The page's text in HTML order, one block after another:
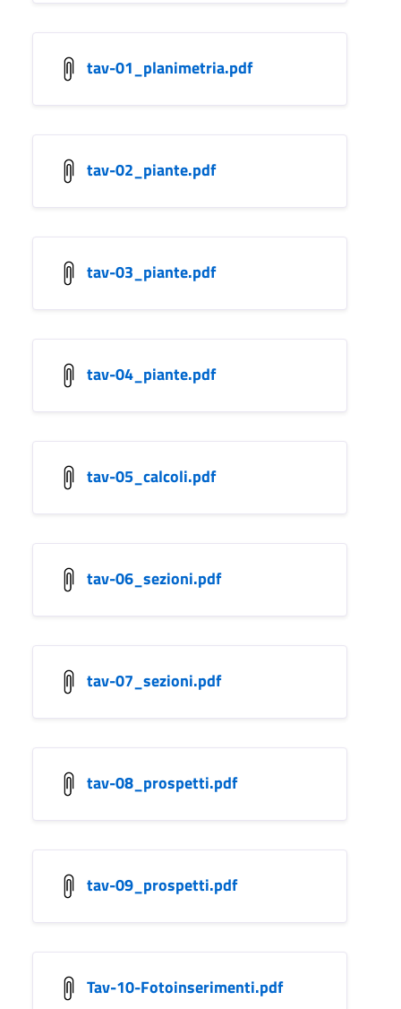
tav-01_planimetria.pdf
tav-02_piante.pdf
tav-03_piante.pdf
tav-04_piante.pdf
tav-05_calcoli.pdf
tav-06_sezioni.pdf
tav-07_sezioni.pdf
tav-08_prospetti.pdf
tav-09_prospetti.pdf
Tav-10-Fotoinserimenti.pdf